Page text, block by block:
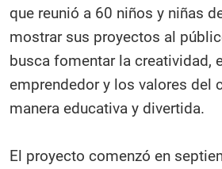
que reunió a 60 niños y niñas
mostrar sus proyectos al
busca fomentar la creatividad,
emprendedor y los valores del
manera educativa y divertida.
El proyecto comenzó en